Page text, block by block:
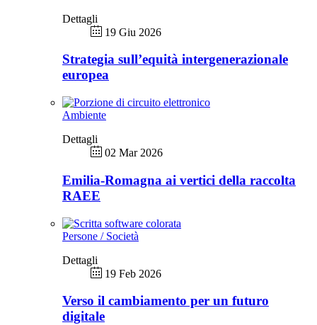
Dettagli
19 Giu 2026
Strategia sull’equità intergenerazionale
europea
Ambiente
Dettagli
02 Mar 2026
Emilia-Romagna ai vertici della raccolta
RAEE
Persone / Società
Dettagli
19 Feb 2026
Verso il cambiamento per un futuro
digitale